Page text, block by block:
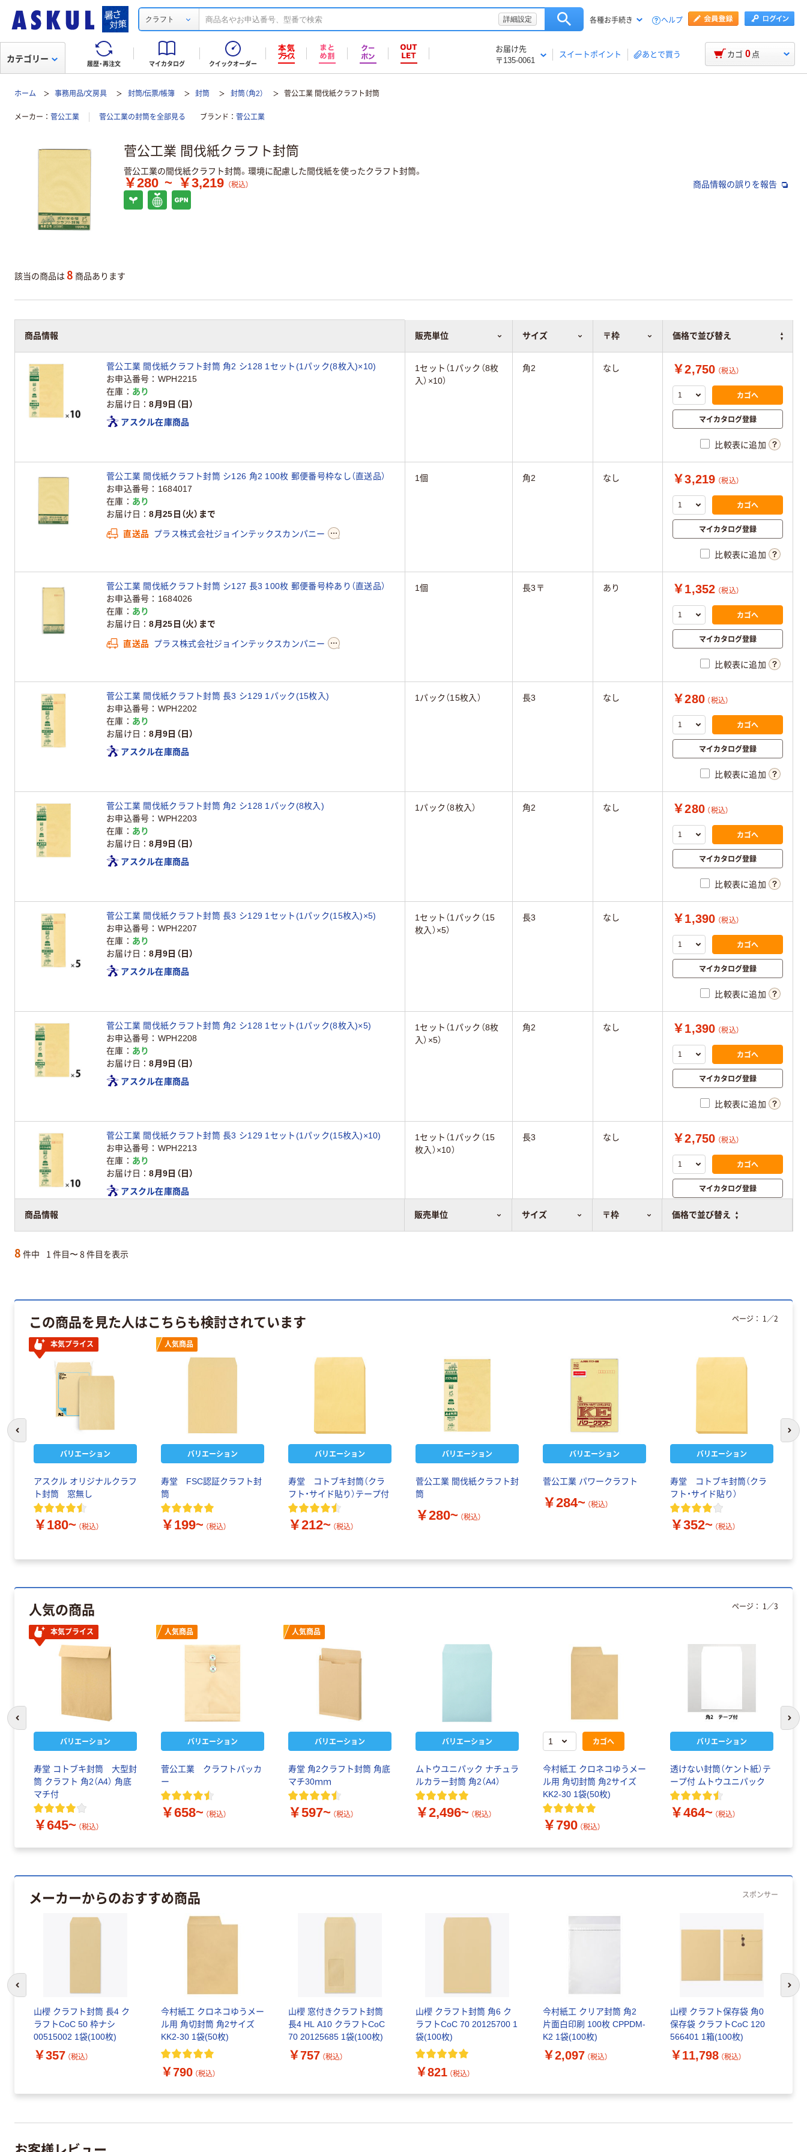
クラフト 詳細設定 各種お手続き ヘルプ
履歴・再注文 マイカタログ クイックオーダー
お届け先
〒135-0061
スイートポイント あとで買う
カテゴリー カゴ 0 点
ホーム 事務用品/文房具 封筒/伝票/帳簿 封筒 封筒（角2） 菅公工業 間伐紙クラフト封筒
メーカー 菅公工業 菅公工業の封筒を全部見る ブランド 菅公工業
菅公工業 間伐紙クラフト封筒
菅公工業の間伐紙クラフト封筒。環境に配慮した間伐紙を使ったクラフト封筒。
￥280 ~ ￥3,219 （税込） 商品情報の誤りを報告
該当の商品は 8 商品あります
商品情報 販売単位 サイズ 〒枠 価格で並び替え
商品情報 販売単位 サイズ 〒枠 価格で並び替え
菅公工業 間伐紙クラフト封筒 角2 シ128 1セット(1パック(8枚入)×10)
お申込番号
WPH2215
在庫
あり
お届け日
8月9日（日）
アスクル在庫商品
1セット（1パック（8枚
入）×10）
角2 なし ￥2,750 （税込）
カゴへ
マイカタログ登録
比較表に追加
菅公工業 間伐紙クラフト封筒 シ126 角2 100枚 郵便番号枠なし（直送品）
お申込番号
1684017
在庫
あり
お届け日
8月25日（火）まで
直送品 プラス株式会社ジョインテックスカンパニー
1個 角2 なし ￥3,219 （税込）
カゴへ
マイカタログ登録
比較表に追加
菅公工業 間伐紙クラフト封筒 シ127 長3 100枚 郵便番号枠あり（直送品）
お申込番号
1684026
在庫
あり
お届け日
8月25日（火）まで
直送品 プラス株式会社ジョインテックスカンパニー
1個 長3〒 あり ￥1,352 （税込）
カゴへ
マイカタログ登録
比較表に追加
菅公工業 間伐紙クラフト封筒 長3 シ129 1パック(15枚入)
お申込番号
WPH2202
在庫
あり
お届け日
8月9日（日）
アスクル在庫商品
1パック（15枚入） 長3 なし ￥280 （税込）
カゴへ
マイカタログ登録
比較表に追加
菅公工業 間伐紙クラフト封筒 角2 シ128 1パック(8枚入)
お申込番号
WPH2203
在庫
あり
お届け日
8月9日（日）
アスクル在庫商品
1パック（8枚入） 角2 なし ￥280 （税込）
カゴへ
マイカタログ登録
比較表に追加
菅公工業 間伐紙クラフト封筒 長3 シ129 1セット(1パック(15枚入)×5)
お申込番号
WPH2207
在庫
あり
お届け日
8月9日（日）
アスクル在庫商品
1セット（1パック（15
枚入）×5）
長3 なし ￥1,390 （税込）
カゴへ
マイカタログ登録
比較表に追加
菅公工業 間伐紙クラフト封筒 角2 シ128 1セット(1パック(8枚入)×5)
お申込番号
WPH2208
在庫
あり
お届け日
8月9日（日）
アスクル在庫商品
1セット（1パック（8枚
入）×5）
角2 なし ￥1,390 （税込）
カゴへ
マイカタログ登録
比較表に追加
菅公工業 間伐紙クラフト封筒 長3 シ129 1セット(1パック(15枚入)×10)
お申込番号
WPH2213
在庫
あり
お届け日
8月9日（日）
アスクル在庫商品
1セット（1パック（15
枚入）×10）
長3 なし ￥2,750 （税込）
カゴへ
マイカタログ登録
比較表に追加
8 件中 1 件目〜 8 件目を表示
この商品を見た人はこちらも検討されています
本気プライス
バリエーション
アスクル オリジナルクラフ
ト封筒 窓無し
￥180~ （税込）
人気商品
バリエーション
寿堂 FSC認証クラフト封
筒
￥199~ （税込）
バリエーション
寿堂 コトブキ封筒（クラ
フト・サイド貼り）テープ付
￥212~ （税込）
バリエーション
菅公工業 間伐紙クラフト封
筒
￥280~ （税込）
バリエーション
菅公工業 パワークラフト
￥284~ （税込）
バリエーション
寿堂 コトブキ封筒（クラ
フト・サイド貼り）
￥352~ （税込）
ページ： 1 ／2
前のスライドへ 次
人気の商品
本気プライス
バリエーション
寿堂 コトブキ封筒 大型封
筒 クラフト 角2（A4） 角底
マチ付
￥645~ （税込）
人気商品
バリエーション
菅公工業 クラフトパッカ
ー
￥658~ （税込）
人気商品
バリエーション
寿堂 角2クラフト封筒 角底
マチ30ｍｍ
￥597~ （税込）
バリエーション
ムトウユニパック ナチュラ
ルカラー封筒 角2（A4）
￥2,496~ （税込）
カゴへ
今村紙工 クロネコゆうメー
ル用 角切封筒 角2サイズ
KK2-30 1袋(50枚)
￥790 （税込）
バリエーション
透けない封筒（ケント紙）テ
ープ付 ムトウユニパック
￥464~ （税込）
ページ： 1 ／3
次
メーカーからのおすすめ商品 スポンサー
山櫻 クラフト封筒 長4 ク
ラフトCoC 50 枠ナシ
00515002 1袋(100枚)
￥357 （税込）
今村紙工 クロネコゆうメー
ル用 角切封筒 角2サイズ
KK2-30 1袋(50枚)
￥790 （税込）
山櫻 窓付きクラフト封筒
長4 HL A10 クラフトCoC
70 20125685 1袋(100枚)
￥757 （税込）
山櫻 クラフト封筒 角6 ク
ラフトCoC 70 20125700 1
袋(100枚)
￥821 （税込）
今村紙工 クリア封筒 角2
片面白印刷 100枚 CPPDM-
K2 1袋(100枚)
￥2,097 （税込）
山櫻 クラフト保存袋 角0
保存袋 クラフトCoC 120
566401 1箱(100枚)
￥11,798 （税込）
次